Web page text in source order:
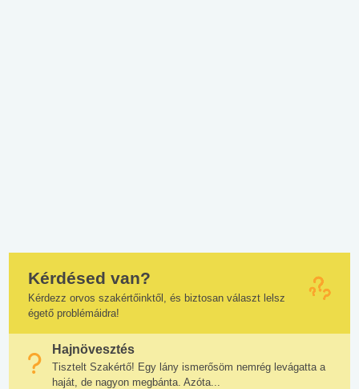
Kérdésed van?
Kérdezz orvos szakértőinktől, és biztosan választ lelsz
égető problémáidra!
Hajnövesztés
Tisztelt Szakértő! Egy lány ismerősöm nemrég levágatta a
haját, de nagyon megbánta. Azóta...